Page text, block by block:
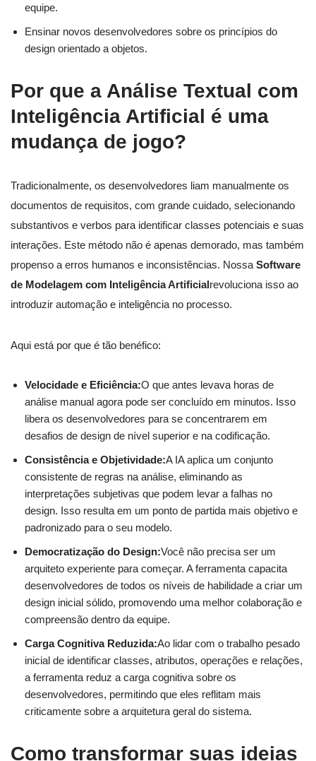
equipe.
Ensinar novos desenvolvedores sobre os princípios do
design orientado a objetos.
Por que a Análise Textual com
Inteligência Artificial é uma
mudança de jogo?
Tradicionalmente, os desenvolvedores liam manualmente os
documentos de requisitos, com grande cuidado, selecionando
substantivos e verbos para identificar classes potenciais e suas
interações. Este método não é apenas demorado, mas também
propenso a erros humanos e inconsistências. Nossa Software
de Modelagem com Inteligência Artificialrevoluciona isso ao
introduzir automação e inteligência no processo.
Aqui está por que é tão benéfico:
Velocidade e Eficiência:O que antes levava horas de
análise manual agora pode ser concluído em minutos. Isso
libera os desenvolvedores para se concentrarem em
desafios de design de nível superior e na codificação.
Consistência e Objetividade:A IA aplica um conjunto
consistente de regras na análise, eliminando as
interpretações subjetivas que podem levar a falhas no
design. Isso resulta em um ponto de partida mais objetivo e
padronizado para o seu modelo.
Democratização do Design:Você não precisa ser um
arquiteto experiente para começar. A ferramenta capacita
desenvolvedores de todos os níveis de habilidade a criar um
design inicial sólido, promovendo uma melhor colaboração e
compreensão dentro da equipe.
Carga Cognitiva Reduzida:Ao lidar com o trabalho pesado
inicial de identificar classes, atributos, operações e relações,
a ferramenta reduz a carga cognitiva sobre os
desenvolvedores, permitindo que eles reflitam mais
criticamente sobre a arquitetura geral do sistema.
Como transformar suas ideias